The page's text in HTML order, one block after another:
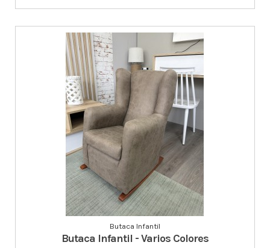
Butaca Infantil
Butaca Infantil - Varios Colores